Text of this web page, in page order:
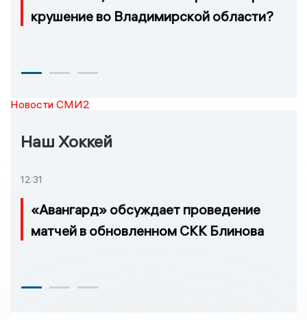
крушение во Владимирской области?
Новости СМИ2
Наш Хоккей
12:31
«Авангард» обсуждает проведение
матчей в обновленном СКК Блинова